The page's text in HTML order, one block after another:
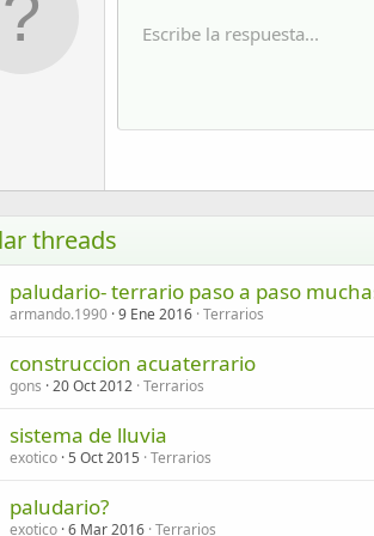
10
18
Fuente Arial
Times New Roman
Verdana
TachadoSubrayado
Código en línea
Spoiler en
Insert horizontal line
SpoilerCódigo
Escribe la respuesta...
threads
paludario- terrario paso a paso
armando.1990 9 Ene 2016 Terrarios
construccion acuaterrario
gons 20 Oct 2012 Terrarios
sistema de lluvia
exotico 5 Oct 2015 Terrarios
paludario?
exotico 6 Mar 2016 Terrarios